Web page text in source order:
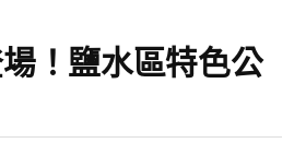
！鹽水區特色公